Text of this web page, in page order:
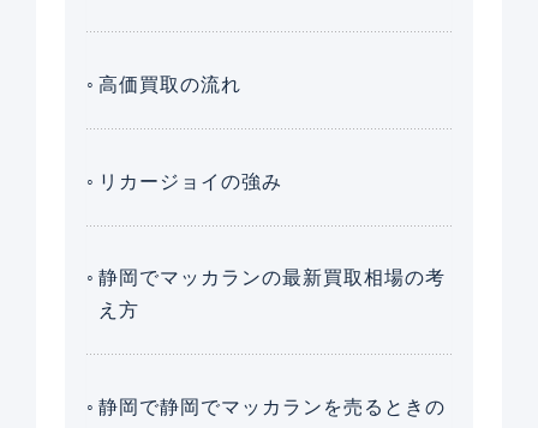
高価買取の流れ
リカージョイの強み
静岡でマッカランの最新買取相場の考
え方
静岡で静岡でマッカランを売るときの